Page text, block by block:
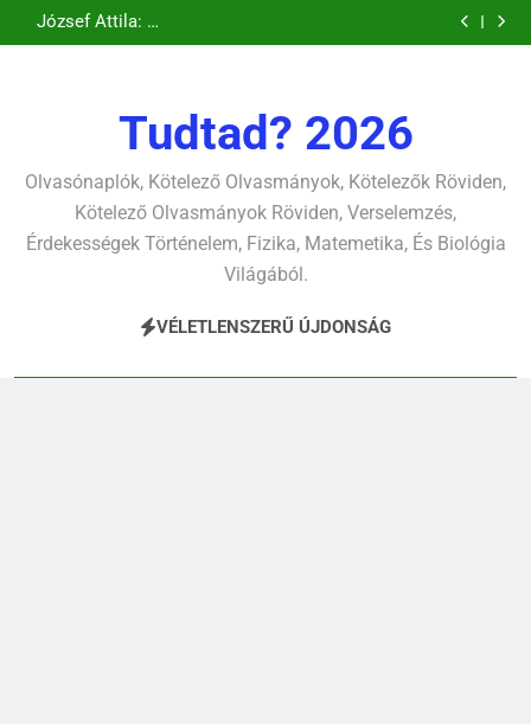
Ugrás
a
verselemzés
tavon
Mihály: A fársáng
József Attila: A
gyerekszemű élet-
Tudtad? 2026
Olvasónaplók, Kötelező Olvasmányok, Kötelezők Röviden,
Kötelező Olvasmányok Röviden, Verselemzés,
Érdekességek Történelem, Fizika, Matemetika, És Biológia
Világából.
VÉLETLENSZERŰ ÚJDONSÁG